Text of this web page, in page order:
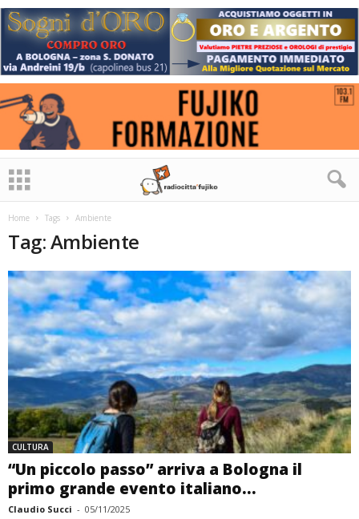
Home Tags Ambiente
Tag: Ambiente
CULTURA
“Un piccolo passo” arriva a Bologna il
primo grande evento italiano...
Claudio Succi - 05/11/2025